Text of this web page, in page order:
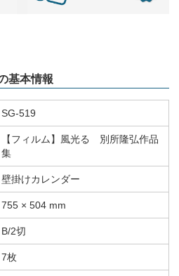
基本情報
SG-519
【フィルム】風光る 別所隆弘作品
集
壁掛けカレンダー
755 × 504 mm
B/2切
7枚